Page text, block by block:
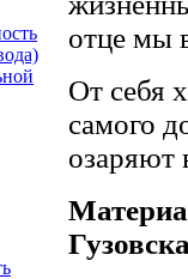
отце мы
От себя
самого
озаряют